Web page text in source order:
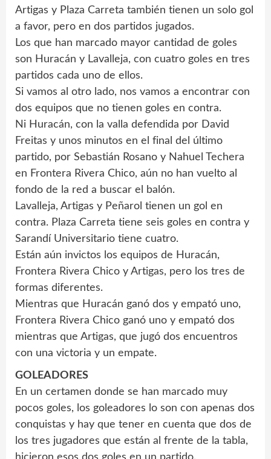
Artigas y Plaza Carreta también tienen un solo gol
a favor, pero en dos partidos jugados.
Los que han marcado mayor cantidad de goles
son Huracán y Lavalleja, con cuatro goles en tres
partidos cada uno de ellos.
Si vamos al otro lado, nos vamos a encontrar con
dos equipos que no tienen goles en contra.
Ni Huracán, con la valla defendida por David
Freitas y unos minutos en el final del último
partido, por Sebastián Rosano y Nahuel Techera
en Frontera Rivera Chico, aún no han vuelto al
fondo de la red a buscar el balón.
Lavalleja, Artigas y Peñarol tienen un gol en
contra. Plaza Carreta tiene seis goles en contra y
Sarandí Universitario tiene cuatro.
Están aún invictos los equipos de Huracán,
Frontera Rivera Chico y Artigas, pero los tres de
formas diferentes.
Mientras que Huracán ganó dos y empató uno,
Frontera Rivera Chico ganó uno y empató dos
mientras que Artigas, que jugó dos encuentros
con una victoria y un empate.
GOLEADORES
En un certamen donde se han marcado muy
pocos goles, los goleadores lo son con apenas dos
conquistas y hay que tener en cuenta que dos de
los tres jugadores que están al frente de la tabla,